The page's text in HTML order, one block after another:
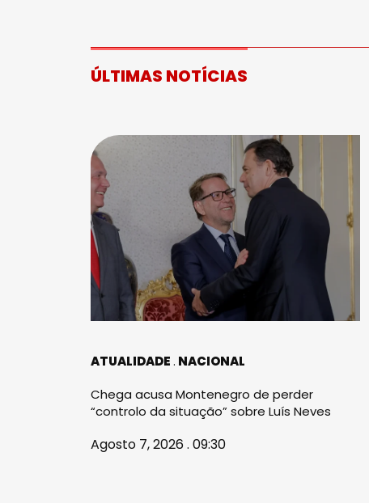
ÚLTIMAS NOTÍCIAS
ATUALIDADE NACIONAL
Chega acusa Montenegro de perder
“controlo da situação” sobre Luís Neves
Agosto 7, 2026 . 09:30